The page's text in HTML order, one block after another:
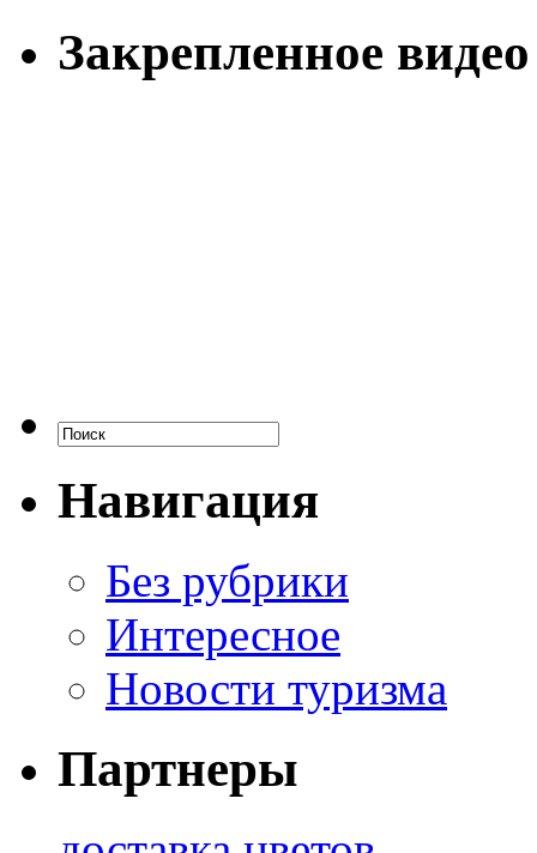
Закрепленное видео
Навигация
Без рубрики
Интересное
Новости туризма
Партнеры